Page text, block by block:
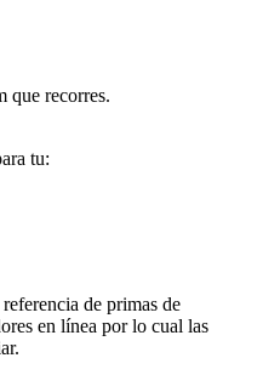
que recorres.
tu:
de primas de
en línea por lo cual las